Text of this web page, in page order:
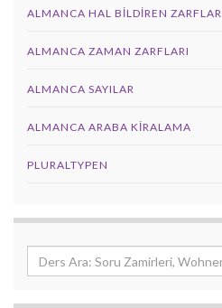
ALMANCA HAL BILDIREN ZARFLAR
ALMANCA ZAMAN ZARFLARI
ALMANCA SAYILAR
ALMANCA ARABA KIRALAMA
PLURALTYPEN